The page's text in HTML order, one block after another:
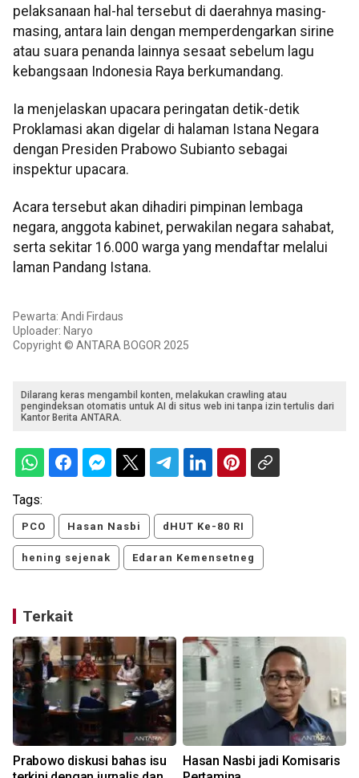
pelaksanaan hal-hal tersebut di daerahnya masing-
masing, antara lain dengan memperdengarkan sirine
atau suara penanda lainnya sesaat sebelum lagu
kebangsaan Indonesia Raya berkumandang.
Ia menjelaskan upacara peringatan detik-detik
Proklamasi akan digelar di halaman Istana Negara
dengan Presiden Prabowo Subianto sebagai
inspektur upacara.
Acara tersebut akan dihadiri pimpinan lembaga
negara, anggota kabinet, perwakilan negara sahabat,
serta sekitar 16.000 warga yang mendaftar melalui
laman Pandang Istana.
Pewarta: Andi Firdaus
Uploader: Naryo
Copyright © ANTARA BOGOR 2025
Dilarang keras mengambil konten, melakukan crawling atau
pengindeksan otomatis untuk AI di situs web ini tanpa izin tertulis dari
Kantor Berita ANTARA.
Tags:
PCO Hasan Nasbi dHUT Ke-80 RI
hening sejenak Edaran Kemensetneg
Terkait
Prabowo diskusi bahas isu
Hasan Nasbi jadi Komisaris